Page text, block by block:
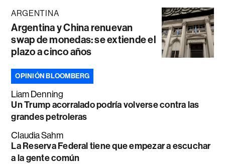
ARGENTINA
Argentina y China renuevan
swap de monedas: se extiende el
plazo a cinco años
OPINIÓN BLOOMBERG
Liam Denning
Un Trump acorralado podría volverse contra las
grandes petroleras
Claudia Sahm
La Reserva Federal tiene que empezar a escuchar
a la gente común